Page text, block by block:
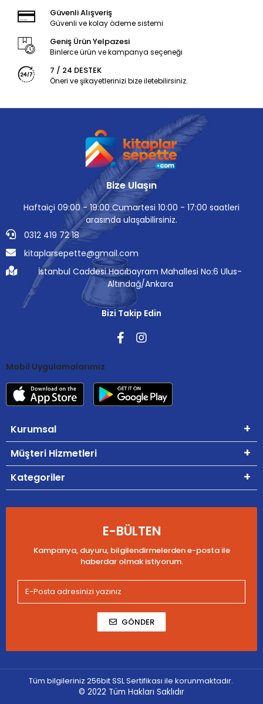
Güvenli Alışveriş
Güvenli ve kolay ödeme sistemi
Geniş Ürün Yelpazesi
Binlerce ürün ve kampanya seçeneği
7 / 24 DESTEK
Öneri ve şikayetlerinizi bize iletebilirsiniz.
Bize Ulaşın
Haftaiçi 09:00 - 19:00 Cumartesi 10:00 - 17:00 saatleri
arasında ulaşabilirsiniz.
0312 419 72 18
kitaplarsepette@gmail.com
İstanbul Caddesi Hacıbayram Mahallesi No:6 Ulus-
Altındağ/Ankara
Bizi Takip Edin
Mobil Uygulamalarımız
Kurumsal
Müşteri Hizmetleri
Kategoriler
E-BÜLTEN
Kampanya, duyuru, bilgilendirmelerden e-posta ile
haberdar olmak istiyorum.
GÖNDER
Tüm bilgileriniz 256bit SSL Sertifikası ile korunmaktadır.
© 2022 Tüm Hakları Saklıdır